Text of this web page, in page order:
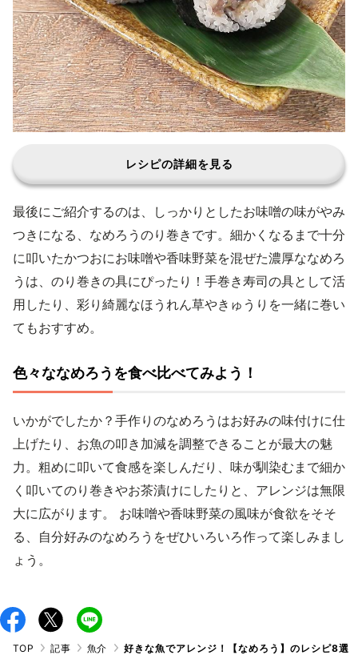
レシピの詳細を見る
最後にご紹介するのは、しっかりとしたお味噌の味がやみ
つきになる、なめろうのり巻きです。細かくなるまで十分
に叩いたかつおにお味噌や香味野菜を混ぜた濃厚ななめろ
うは、のり巻きの具にぴったり！手巻き寿司の具として活
用したり、彩り綺麗なほうれん草やきゅうりを一緒に巻い
てもおすすめ。
色々ななめろうを食べ比べてみよう！
いかがでしたか？手作りのなめろうはお好みの味付けに仕
上げたり、お魚の叩き加減を調整できることが最大の魅
力。粗めに叩いて食感を楽しんだり、味が馴染むまで細か
く叩いてのり巻きやお茶漬けにしたりと、アレンジは無限
大に広がります。 お味噌や香味野菜の風味が食欲をそそ
る、自分好みのなめろうをぜひいろいろ作って楽しみまし
ょう。
TOP 記事 魚介 好きな魚でアレンジ！【なめろう】のレシピ8選